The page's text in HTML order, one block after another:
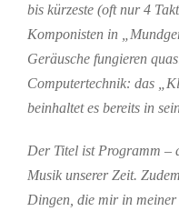
bis kürzeste (oft nur 4
Komponisten in
Geräusche fungieren
Computertechnik: das
beinhaltet es bereits in
Der Titel ist Programm –
Musik unserer Zeit.
Dingen, die mir in